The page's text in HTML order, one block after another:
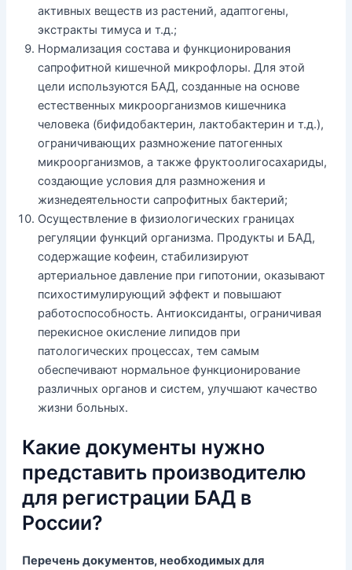
активных веществ из растений, адаптогены,
экстракты тимуса и т.д.;
Нормализация состава и функционирования
сапрофитной кишечной микрофлоры. Для этой
цели используются БАД, созданные на основе
естественных микроорганизмов кишечника
человека (бифидобактерин, лактобактерин и т.д.),
ограничивающих размножение патогенных
микроорганизмов, а также фруктоолигосахариды,
создающие условия для размножения и
жизнедеятельности сапрофитных бактерий;
Осуществление в физиологических границах
регуляции функций организма. Продукты и БАД,
содержащие кофеин, стабилизируют
артериальное давление при гипотонии, оказывают
психостимулирующий эффект и повышают
работоспособность. Антиоксиданты, ограничивая
перекисное окисление липидов при
патологических процессах, тем самым
обеспечивают нормальное функционирование
различных органов и систем, улучшают качество
жизни больных.
Какие документы нужно
представить производителю
для регистрации БАД в
России?
Перечень документов, необходимых для